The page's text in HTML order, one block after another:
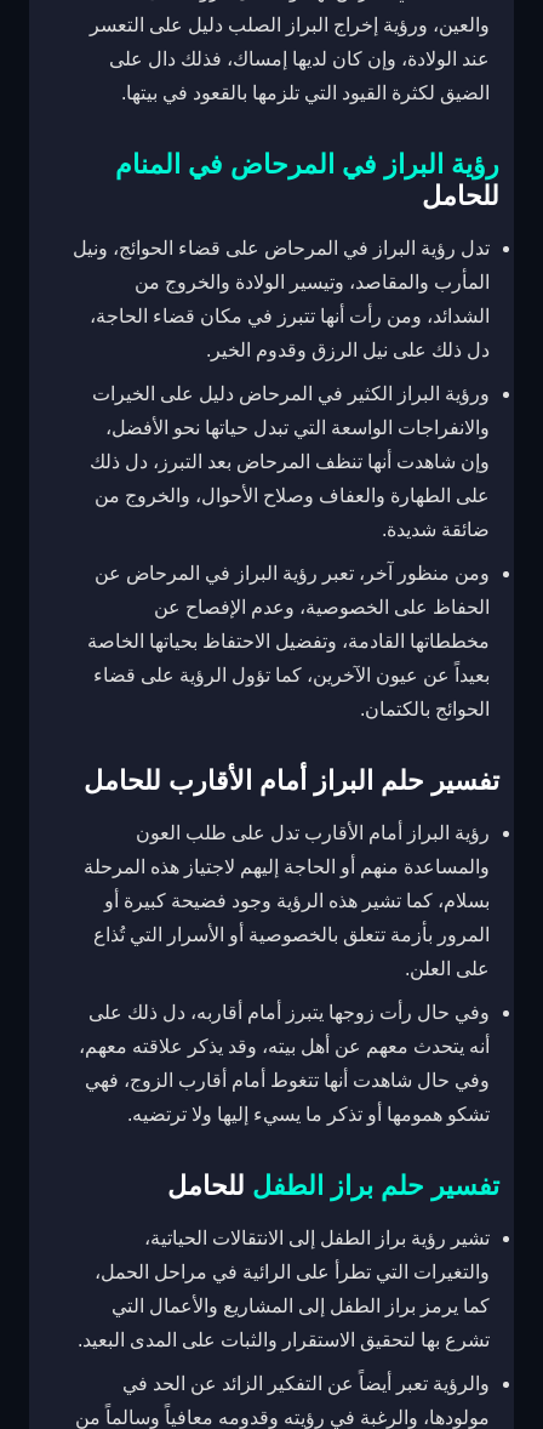
والعين، ورؤية إخراج البراز الصلب دليل على التعسر
عند الولادة، وإن كان لديها إمساك، فذلك دال على
الضيق لكثرة القيود التي تلزمها بالقعود في بيتها.
رؤية البراز في المرحاض في المنام
للحامل
تدل رؤية البراز في المرحاض على قضاء الحوائج، ونيل
المأرب والمقاصد، وتيسير الولادة والخروج من
الشدائد، ومن رأت أنها تتبرز في مكان قضاء الحاجة،
دل ذلك على نيل الرزق وقدوم الخير.
ورؤية البراز الكثير في المرحاض دليل على الخيرات
والانفراجات الواسعة التي تبدل حياتها نحو الأفضل،
وإن شاهدت أنها تنظف المرحاض بعد التبرز، دل ذلك
على الطهارة والعفاف وصلاح الأحوال، والخروج من
ضائقة شديدة.
ومن منظور آخر، تعبر رؤية البراز في المرحاض عن
الحفاظ على الخصوصية، وعدم الإفصاح عن
مخططاتها القادمة، وتفضيل الاحتفاظ بحياتها الخاصة
بعيداً عن عيون الآخرين، كما تؤول الرؤية على قضاء
الحوائج بالكتمان.
تفسير حلم البراز أمام الأقارب للحامل
رؤية البراز أمام الأقارب تدل على طلب العون
والمساعدة منهم أو الحاجة إليهم لاجتياز هذه المرحلة
بسلام، كما تشير هذه الرؤية وجود فضيحة كبيرة أو
المرور بأزمة تتعلق بالخصوصية أو الأسرار التي تُذاع
على العلن.
وفي حال رأت زوجها يتبرز أمام أقاربه، دل ذلك على
أنه يتحدث معهم عن أهل بيته، وقد يذكر علاقته معهم،
وفي حال شاهدت أنها تتغوط أمام أقارب الزوج، فهي
تشكو همومها أو تذكر ما يسيء إليها ولا ترتضيه.
تفسير حلم براز الطفل للحامل
تشير رؤية براز الطفل إلى الانتقالات الحياتية،
والتغيرات التي تطرأ على الرائية في مراحل الحمل،
كما يرمز براز الطفل إلى المشاريع والأعمال التي
تشرع بها لتحقيق الاستقرار والثبات على المدى البعيد.
والرؤية تعبر أيضاً عن التفكير الزائد عن الحد في
مولودها، والرغبة في رؤيته وقدومه معافياً وسالماً من